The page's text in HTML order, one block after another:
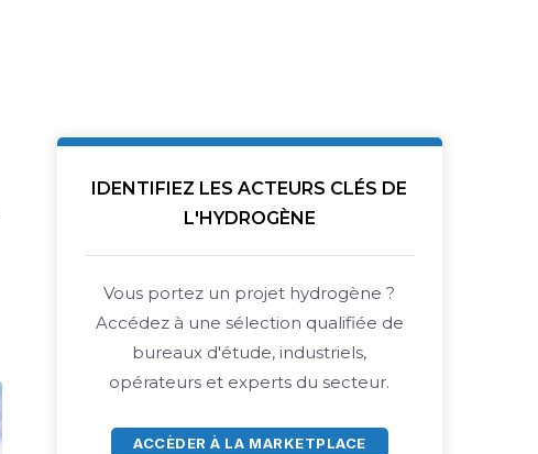
IDENTIFIEZ LES ACTEURS CLÉS DE
L'HYDROGÈNE
Vous portez un projet hydrogène ?
Accédez à une sélection qualifiée de
bureaux d'étude, industriels,
opérateurs et experts du secteur.
ACCÈDER À LA MARKETPLACE